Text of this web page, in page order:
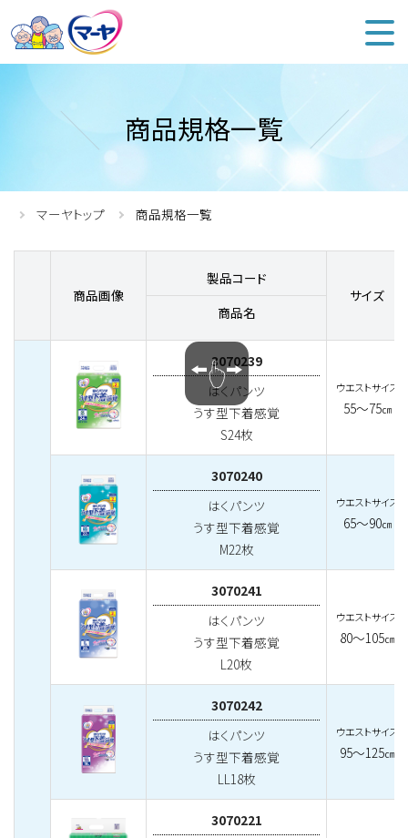
マー
商品規格一覧
マーヤトップ 商品規格一覧
商品画像
製品コード
商品名
サイズ
3070239
はくパンツ
うす型下着感覚
S24枚
ウエストサイズ
55～75㎝
3070240
はくパンツ
うす型下着感覚
M22枚
ウエストサイズ
65～90㎝
3070241
はくパンツ
うす型下着感覚
L20枚
ウエストサイズ
80～105㎝
3070242
はくパンツ
うす型下着感覚
LL18枚
ウエストサイズ
95～125㎝
3070221